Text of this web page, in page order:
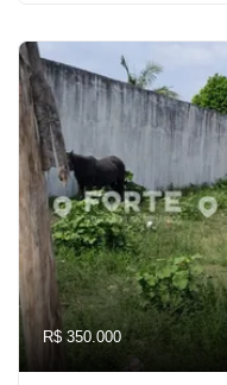
R$ 350.000